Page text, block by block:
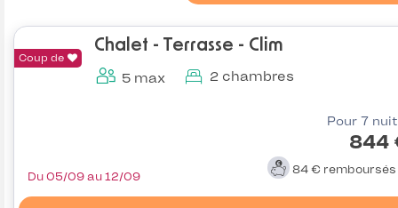
Coup de
Chalet - Terrasse - Clim
5 max 2 chambres
Pour 7
844
84 € remboursés
Du 05/09 au 12/09